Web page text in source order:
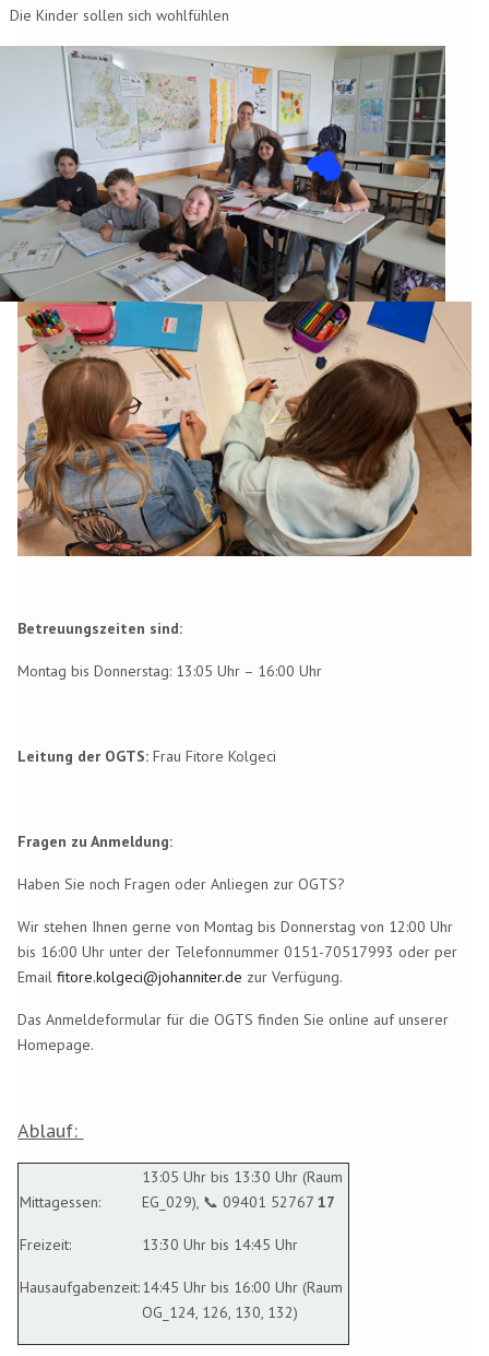
Die Kinder sollen sich wohlfühlen
Betreuungszeiten sind:
Montag bis Donnerstag: 13:05 Uhr – 16:00 Uhr
Leitung der OGTS:Frau Fitore Kolgeci
Fragen zu Anmeldung:
Haben Sie noch Fragen oder Anliegen zur OGTS?
Wir stehen Ihnen gerne von Montag bis Donnerstag von 12:00 Uhr
bis 16:00 Uhr unter der Telefonnummer 0151-70517993 oder per
Emailfitore.kolgeci@johanniter.de zur Verfügung.
Das Anmeldeformular für die OGTS finden Sie online auf unserer
Homepage.
Ablauf:
Mittagessen:
Freizeit:
Hausaufgabenzeit:
13:05 Uhr bis 13:30 Uhr (Raum
EG_029), 📞 09401 5276717
13:30 Uhr bis 14:45 Uhr
14:45 Uhr bis 16:00 Uhr (Raum
OG_124, 126, 130, 132)